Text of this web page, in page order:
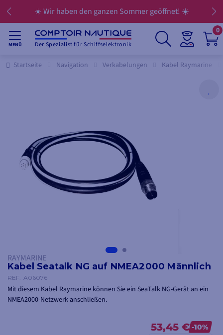
☀️ Wir haben den ganzen Sommer geöffnet! ☀️
MENÜ Der Spezialist für Schiffselektronik
0
Startseite Navigation Verkabelungen Kabel Raymarine
RAYMARINE
Kabel Seatalk NG auf NMEA2000 Männlich
REF. A06076
Mit diesem Kabel Raymarine können Sieein SeaTalk NG-Gerät an ein
NMEA2000-Netzwerk anschließen.
53,45 € -10%